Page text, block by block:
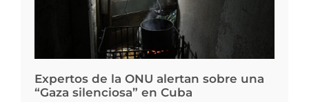
Expertos de la ONU alertan sobre una
“Gaza silenciosa” en Cuba